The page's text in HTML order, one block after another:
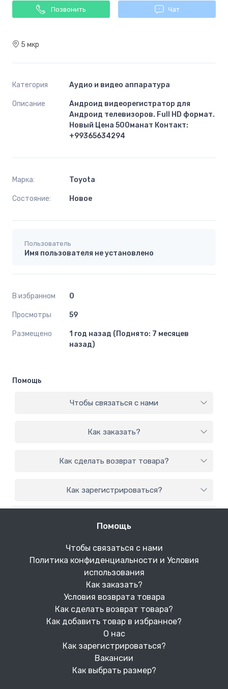
Позвонить Чат
5 мкр
Категория Аудио и видео аппаратура
Описание
Андроид видеорегистратор для
Андроид телевизоров. Full HD формат.
Новый Цена 500манат Контакт:
+99365634294
Марка: Toyota
Состояние: Новoe
Пользователь
Имя пользователя не установлено
В избранном 0
Просмотры 59
Размещено
1 год назад (Поднято: 7 месяцев
назад)
Помощь
Чтобы связаться с нами
Как заказать?
Как сделать возврат товара?
Как зарегистрироваться?
Помощь
Чтобы связаться с нами
Политика конфиденциальности и Условия
использования
Как заказать?
Условия возврата товара
Как сделать возврат товара?
Как добавить товар в избранное?
О нас
Как зарегистрироваться?
Вакансии
Как выбрать размер?